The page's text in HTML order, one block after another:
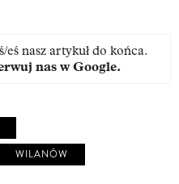
eś nasz artykuł do końca.
nas w Google.
WILANÓW